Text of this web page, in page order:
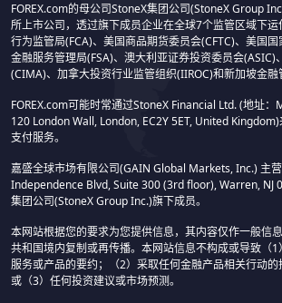
FOREX.com的母公司StoneX集团公司(StoneX Group
所上市公司，透过旗下成员企业在全球7个监管区域下
行为监管局(FCA)、美国商品期货委员会(CFTC)、美国
金融服务管理局(FSA)、澳大利亚证券投资委员会(ASIC)
(CIMA)、加拿大投资行业监管组织(IIROC)和新加坡金融
FOREX.com可能时常通过StoneX Financial Ltd. (地址
120 London Wall, London, EC2Y 5ET, United
支付服务。
嘉盛全球市场有限公司(GAIN Global Markets, Inc.) 主
Independence Blvd, Suite 300 (3rd floor), Warren, NJ
集团公司(StoneX Group Inc.)旗下成员。
本网站根据您的要求为您提供信息，其内容仅作一般信
共和国境内复制或再传播。本网站信息不构成或导致（
服务或产品的要约；（2）采取任何金融产品相关行动的
或（3）任何投资建议或市场预测。